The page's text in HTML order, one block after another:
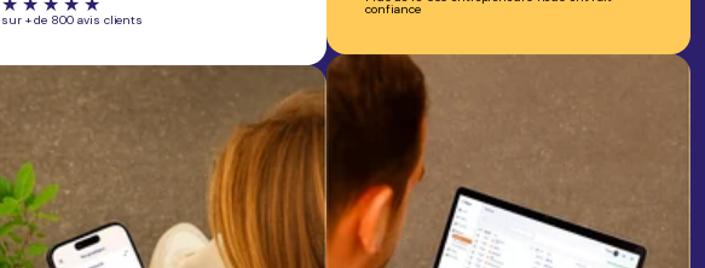
sur + de 800 avis clients
confiance